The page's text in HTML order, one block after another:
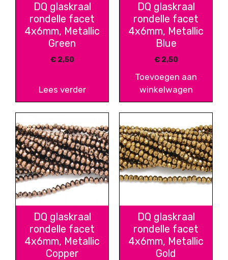
DQ glaskraal
rondelle facet
4x6mm, Metallic
Green
€2,50
Lees verder
DQ glaskraal
rondelle facet
4x6mm, Metallic
Blue
€2,50
Toevoegen aan
winkelwagen
DQ glaskraal
rondelle facet
4x6mm, Metallic
Copper
DQ glaskraal
rondelle facet
4x6mm, Metallic
Gold